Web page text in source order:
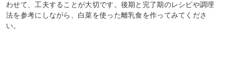
わせて、工夫することが大切です。後期と完了期のレシピや調理
法を参考にしながら、白菜を使った離乳食を作ってみてくださ
い。